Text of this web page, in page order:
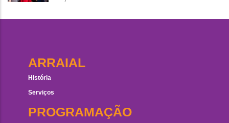
ARRAIAL
História
Serviços
PROGRAMAÇÃO